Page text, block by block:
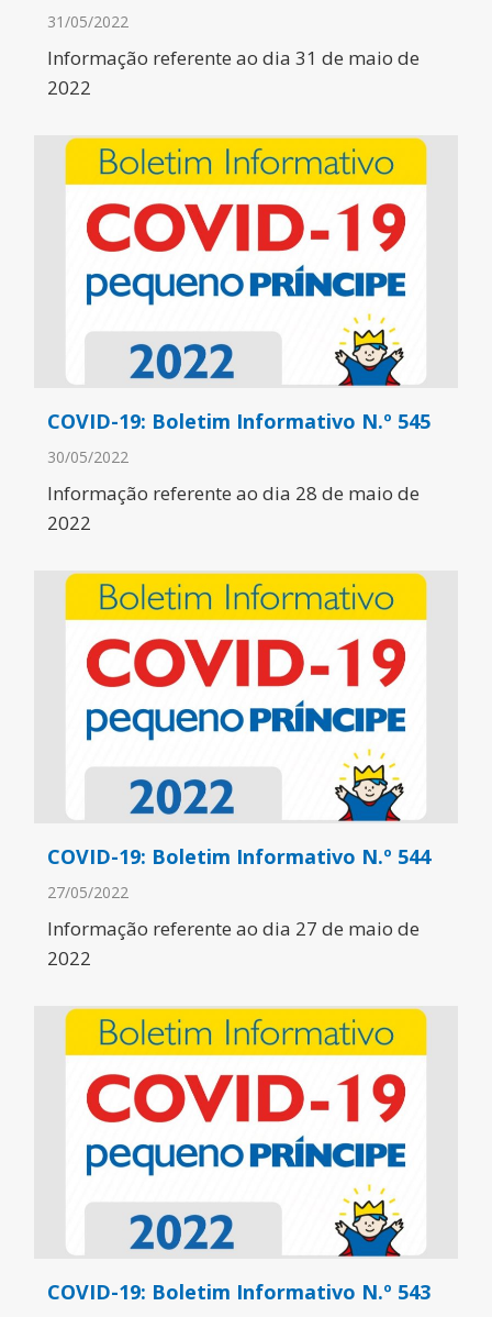
31/05/2022
Informação referente ao dia 31 de maio de
2022
COVID-19: Boletim Informativo N.º 545
30/05/2022
Informação referente ao dia 28 de maio de
2022
COVID-19: Boletim Informativo N.º 544
27/05/2022
Informação referente ao dia 27 de maio de
2022
COVID-19: Boletim Informativo N.º 543